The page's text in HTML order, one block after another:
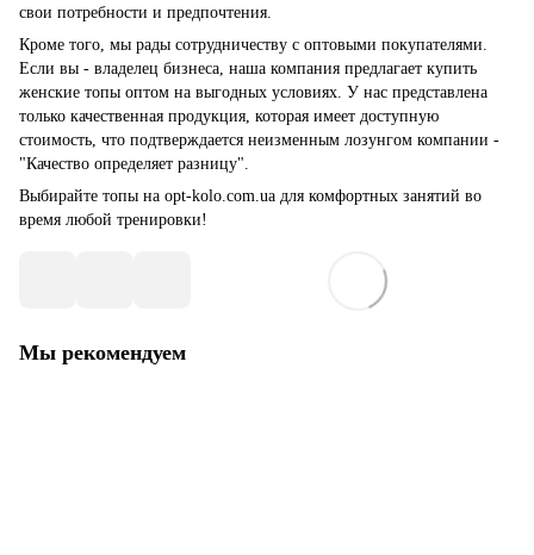
свои потребности и предпочтения.
Кроме того, мы рады сотрудничеству с оптовыми покупателями.
Если вы - владелец бизнеса, наша компания предлагает купить
женские топы оптом на выгодных условиях. У нас представлена
только качественная продукция, которая имеет доступную
стоимость, что подтверждается неизменным лозунгом компании -
"Качество определяет разницу".
Выбирайте топы на opt-kolo.com.ua для комфортных занятий во
время любой тренировки!
Мы рекомендуем